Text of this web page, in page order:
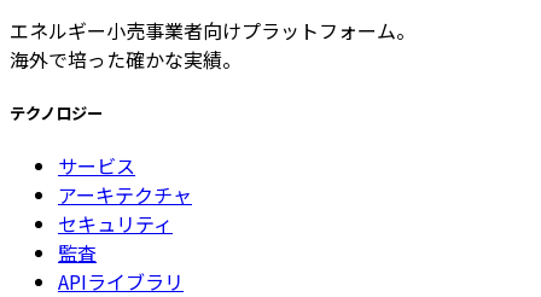
エネルギー小売事業者向けプラットフォーム。
海外で培った確かな実績。
テクノロジー
サービス
アーキテクチャ
セキュリティ
監査
APIライブラリ